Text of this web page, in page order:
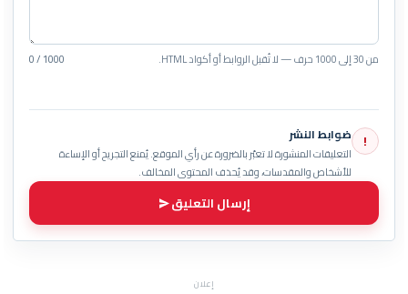
من 30 إلى 1000 حرف — لا تُقبل الروابط أو أكواد HTML. 0 / 1000
! ضوابط النشر
التعليقات المنشورة لا تعبّر بالضرورة عن رأي الموقع. يُمنع التجريح أو الإساءة
للأشخاص والمقدسات، وقد يُحذف المحتوى المخالف.
إرسال التعليق
إعلان